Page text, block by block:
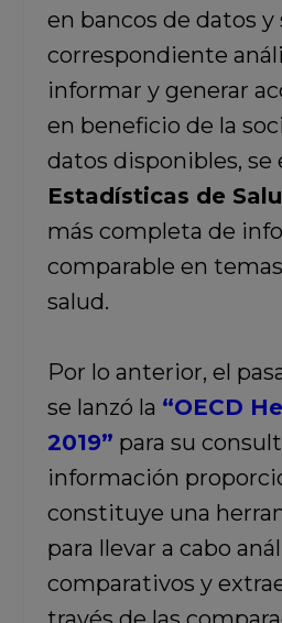
en bancos de datos y
correspondiente
informar y generar
en beneficio de la
datos disponibles, se
Estadísticas de
más completa de
comparable en
salud.
Por lo anterior, el
se lanzó la “OECD
2019” para su
información
constituye una
para llevar a cabo
comparativos y